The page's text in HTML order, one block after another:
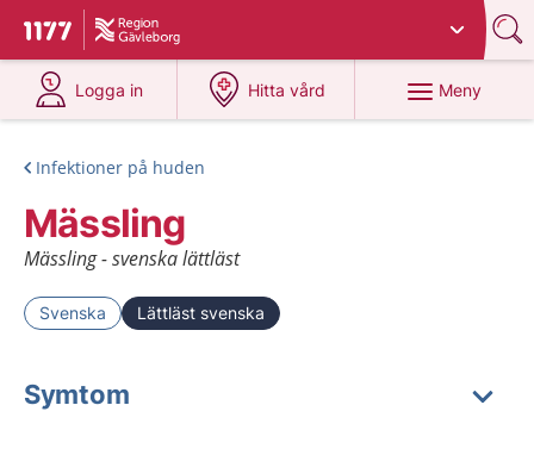
Till startsidan för 1177
Du har valt region
Logga in
på 1177.se
Hitta vård
på 1177.se
Meny
Infektioner på huden
Mässling
Mässling - svenska lättläst
Svenska Lättläst svenska
Symtom